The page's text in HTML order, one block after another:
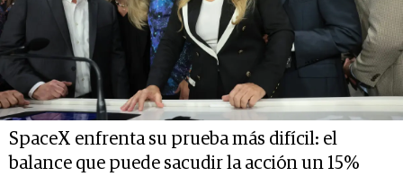
SpaceX enfrenta su prueba más difícil: el
balance que puede sacudir la acción un 15%